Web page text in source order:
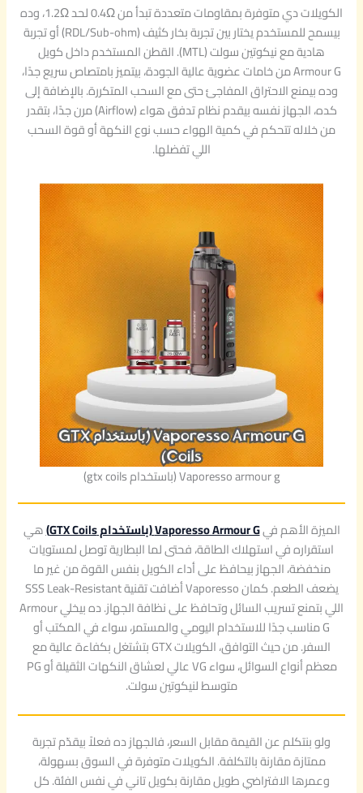
الكويلات دي متوفرة بمقاومات متعددة تبدأ من 0.4Ω لحد 1.2Ω، وده
بيسمح للمستخدم يختار بين تجربة بخار كثيف (RDL/Sub-ohm) أو تجربة
هادية مع نيكوتين سولت (MTL). القطن المستخدم داخل كويل
Armour G من خامات عضوية عالية الجودة، بيتميز بامتصاص سريع جدًا،
وده بيمنع الاحتراق المفاجئ حتى مع السحب المتكررة. بالإضافة إلى
كده، الجهاز نفسه بيقدم نظام تدفق هواء (Airflow) مرن جدًا، بتقدر
من خلاله تتحكم في كمية الهواء حسب نوع النكهة أو قوة السحب
اللي تفضلها.
Vaporesso armour g (باستخدام gtx coils)
الميزة الأهم فيVaporesso Armour G (باستخدام GTX Coils)
هي
استقراره في استهلاك الطاقة، فحتى لما البطارية توصل لمستويات
منخفضة، الجهاز بيحافظ على أداء الكويل بنفس القوة من غير ما
يضعف الطعم. كمان Vaporesso أضافت تقنية SSS Leak-Resistant
اللي بتمنع تسريب السائل وتحافظ على نظافة الجهاز. ده بيخلي Armour
G مناسب جدًا للاستخدام اليومي والمستمر، سواء في المكتب أو
السفر. من حيث التوافق، الكويلات GTX بتشتغل بكفاءة عالية مع
معظم أنواع السوائل، سواء VG عالي لعشاق النكهات الثقيلة أو PG
متوسط لنيكوتين سولت.
ولو بنتكلم عن القيمة مقابل السعر، فالجهاز ده فعلاً بيقدّم تجربة
ممتازة مقارنة بالتكلفة. الكويلات متوفرة في السوق بسهولة،
وعمرها الافتراضي طويل مقارنة بكويل تاني في نفس الفئة. كل